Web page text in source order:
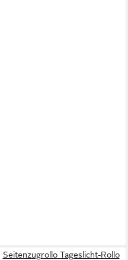
Seitenzugrollo Tageslicht-Rollo